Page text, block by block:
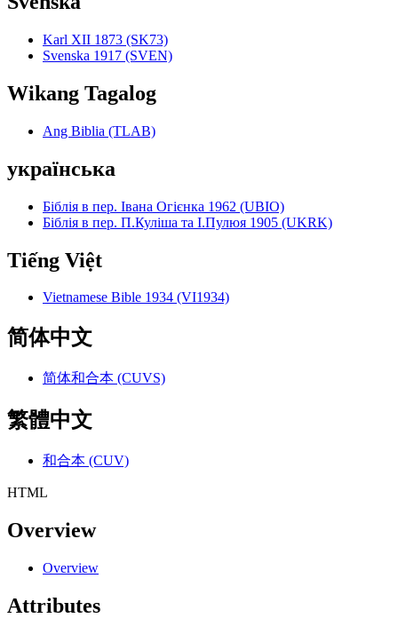
Karl XII 1873 (SK73)
Svenska 1917 (SVEN)
Wikang Tagalog
Ang Biblia (TLAB)
українська
Біблія в пер. Івана Огієнка 1962 (UBIO)
Біблія в пер. П.Куліша та І.Пулюя 1905 (UKRK)
Tiếng Việt
Vietnamese Bible 1934 (VI1934)
简体中文
简体和合本 (CUVS)
繁體中文
和合本 (CUV)
HTML
Overview
Overview
Attributes